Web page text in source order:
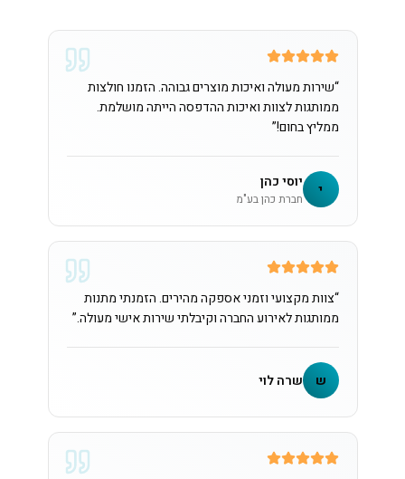
“שירות מעולה ואיכות מוצרים גבוהה. הזמנו חולצות
ממותגות לצוות ואיכות ההדפסה הייתה מושלמת.
ממליץ בחום!”
י יוסי כהן
חברת כהן בע"מ
“צוות מקצועי וזמני אספקה מהירים. הזמנתי מתנות
ממותגות לאירוע החברה וקיבלתי שירות אישי מעולה.”
ש שרה לוי